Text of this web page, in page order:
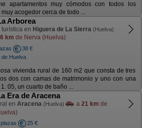
apartamentos muy cómodos con todos los
acogedor cerca de todo ...
Arborea
en Higuera de La Sierra (Huelva)
km de Nerva (Huelva)
38 €
de Huelva
vivienda rural de 160 m2 que consta de tres
dos con camas de matrimonio y uno con una
05, un cuarto de baño ...
Era de Aracena
en Aracena (Huelva) a 21 km de
25 €